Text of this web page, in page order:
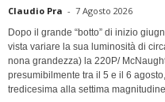
Claudio Pra - 7 Agosto 2026
Dopo il grande “botto” di inizio
vista variare la sua luminosità di
nona grandezza) la 220P/
presumibilmente tra il 5 e il 6
tredicesima alla settima magnitudine.